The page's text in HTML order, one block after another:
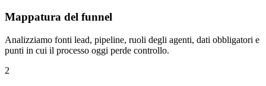
Mappatura del funnel
Analizziamo fonti lead, pipeline, ruoli degli agenti, dati obbligatori e
punti in cui il processo oggi perde controllo.
2